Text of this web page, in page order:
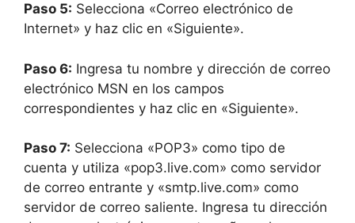
Paso 5: Selecciona «Correo electrónico de
Internet» y haz clic en «Siguiente».
Paso 6: Ingresa tu nombre y dirección de correo
electrónico MSN en los campos
correspondientes y haz clic en «Siguiente».
Paso 7: Selecciona «POP3» como tipo de
cuenta y utiliza «pop3.live.com» como servidor
de correo entrante y «smtp.live.com» como
servidor de correo saliente. Ingresa tu dirección